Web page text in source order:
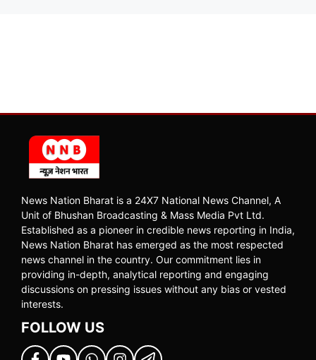
News Nation Bharat is a 24X7 National News Channel, A
Unit of Bhushan Broadcasting & Mass Media Pvt Ltd.
Established as a pioneer in credible news reporting in India,
News Nation Bharat has emerged as the most respected
news channel in the country. Our commitment lies in
providing in-depth, analytical reporting and engaging
discussions on pressing issues without any bias or vested
interests.
FOLLOW US